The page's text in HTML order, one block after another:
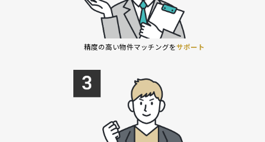
精度の高い物件マッチングをサポート